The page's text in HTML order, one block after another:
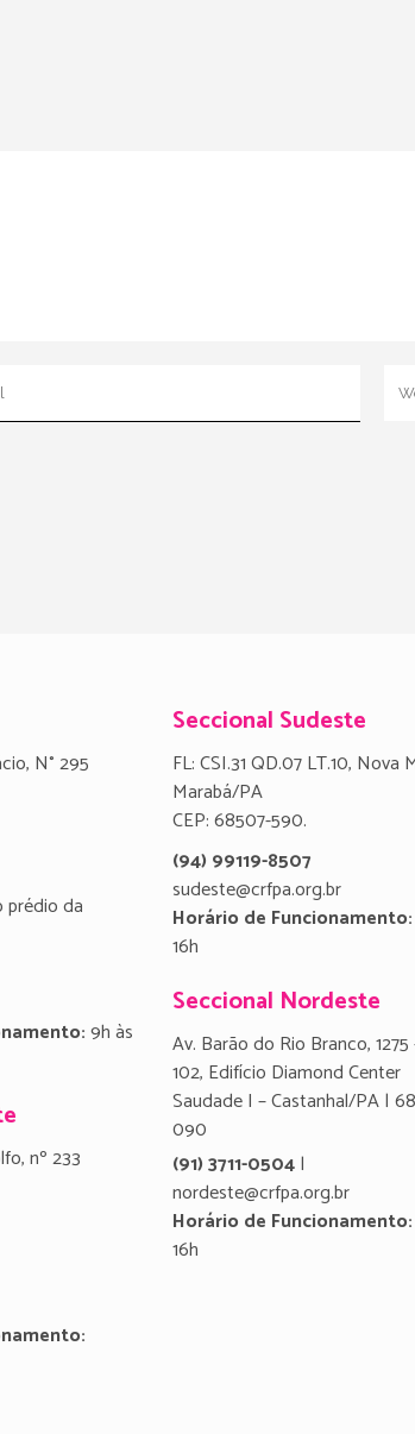
N° 295
da
9h às
nº 233
Seccional Sudeste
FL: CSI.31 QD.07 LT.10, Nova
Marabá/PA
CEP: 68507-590.
(94) 99119-8507
sudeste@crfpa.org.br
Horário de Funcionamento:
16h
Seccional Nordeste
Av. Barão do Rio Branco, 1275
102, Edifício Diamond Center
Saudade I – Castanhal/PA |
090
(91) 3711-0504|
nordeste@crfpa.org.br
Horário de Funcionamento:
16h